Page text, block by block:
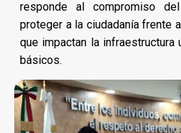
responde al compromiso
proteger a la ciudadanía frente
que impactan la
básicos.